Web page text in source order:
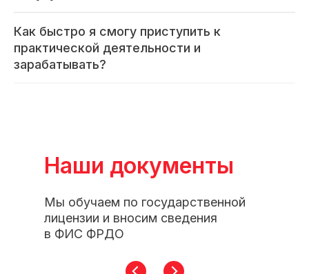
Как быстро я смогу приступить к
практической деятельности и
зарабатывать?
Наши документы
Мы обучаем по государственной
лицензии и вносим сведения
в ФИС ФРДО